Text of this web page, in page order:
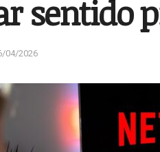
sentido
04/2026